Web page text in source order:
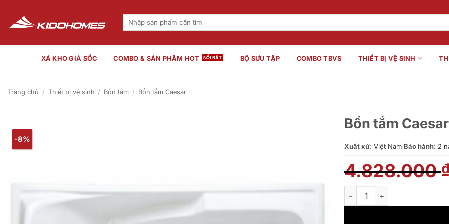
nội
dung
Tìm
XẢ KHO GIÁ SỐC COMBO & SẢN PHẨM HOT BỘ SƯU TẬP COMBO TBVS THIẾT BỊ VỆ SINH
Trang chủ / Thiết bị vệ sinh / Bồn tắm / Bồn tắm Caesar
-8%
Bồn tắm
Xuất xứ: Việt Nam Bảo hành: 2
4.828.000
Bồn tắm Caesar AT0440 số